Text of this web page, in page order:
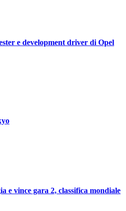
e development driver di Opel
e vince gara 2, classifica mondiale